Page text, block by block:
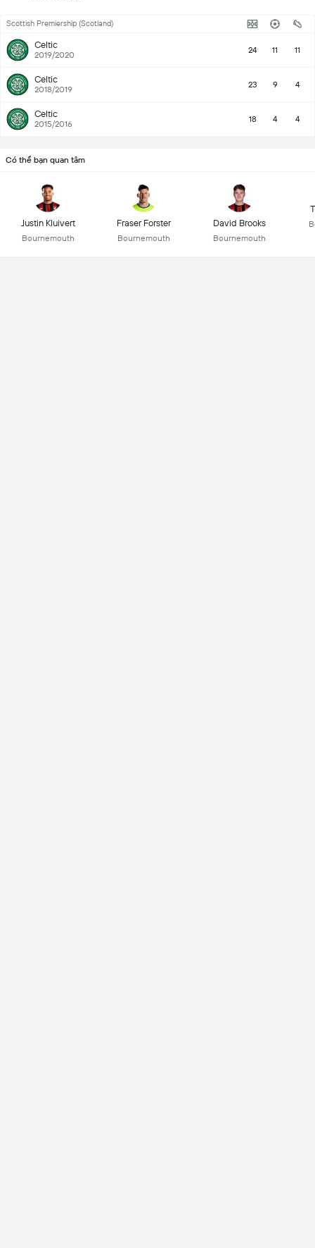
Scottish Premiership (Scotland)
Celtic
2019/2020 24 11 11
Celtic
2018/2019 23 9 4
Celtic
2015/2016 18 4 4
Có thể bạn quan tâm
Justin Kluivert
Bournemouth
Fraser Forster
Bournemouth
David Brooks
Bournemouth